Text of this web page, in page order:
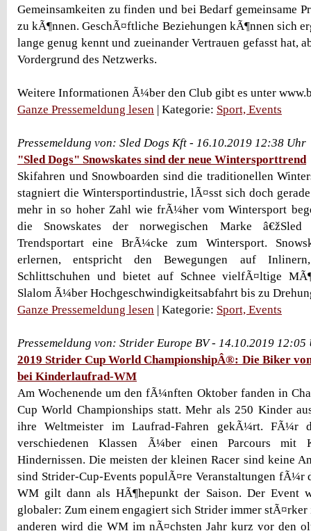
Gemeinsamkeiten zu finden und bei Bedarf gemeinsame
zu kÃ¶nnen. GeschÃ¤ftliche Beziehungen kÃ¶nnen sich
lange genug kennt und zueinander Vertrauen gefasst hat,
Vordergrund des Netzwerks.
Weitere Informationen Ã¼ber den Club gibt es unter
Ganze Pressemeldung lesen | Kategorie: Sport, Events
Pressemeldung von: Sled Dogs Kft - 16.10.2019 12:38 Uhr
"Sled Dogs" Snowskates sind der neue Wintersporttrend
Skifahren und Snowboarden sind die traditionellen
stagniert die Wintersportindustrie, lÃ¤sst sich doch
mehr in so hoher Zahl wie frÃ¼her vom Wintersport
die Snowskates der norwegischen Marke
Trendsportart eine BrÃ¼cke zum Wintersport.
erlernen, entspricht den Bewegungen auf
Schlittschuhen und bietet auf Schnee vielfÃ¤ltige
Slalom Ã¼ber Hochgeschwindigkeitsabfahrt bis zu
Ganze Pressemeldung lesen | Kategorie: Sport, Events
Pressemeldung von: Strider Europe BV - 14.10.2019 12:05
2019 Strider Cup World ChampionshipÂ®: Die Biker
bei Kinderlaufrad-WM
Am Wochenende um den fÃ¼nften Oktober fanden in
Cup World Championships statt. Mehr als 250 Kinder
ihre Weltmeister im Laufrad-Fahren gekÃ¼rt.
verschiedenen Klassen Ã¼ber einen Parcours mit
Hindernissen. Die meisten der kleinen Racer sind keine
sind Strider-Cup-Events populÃ¤re Veranstaltungen fÃ¼r
WM gilt dann als HÃ¶hepunkt der Saison. Der Event
globaler: Zum einem engagiert sich Strider immer
anderen wird die WM im nÃ¤chsten Jahr kurz vor den